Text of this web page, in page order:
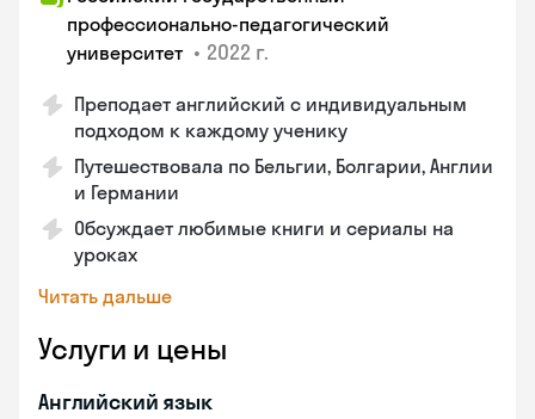
профессионально-педагогический
университет • 2022 г.
Преподает английский с индивидуальным
подходом к каждому ученику
Путешествовала по Бельгии, Болгарии, Англии
и Германии
Обсуждает любимые книги и сериалы на
уроках
Читать дальше
Услуги и цены
Английский язык